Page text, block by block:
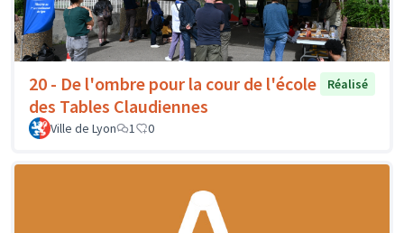
20 - De l'ombre pour la cour de l'école
des Tables Claudiennes
Réalisé
Ville de Lyon 1 0